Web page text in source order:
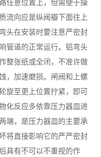
流向应是纵阀瓣下面往上
头在安装时要注意严密封
管道的正常运行。铝弯头
整张纸或全闭，不准许做
，加速磨损。闸阀和上螺
旋至更上位置拧紧，即可
化反应多依靠压力器皿进
端，是压力器皿的主要承
将直接影响它的严严密封
具有不可以不重视的作